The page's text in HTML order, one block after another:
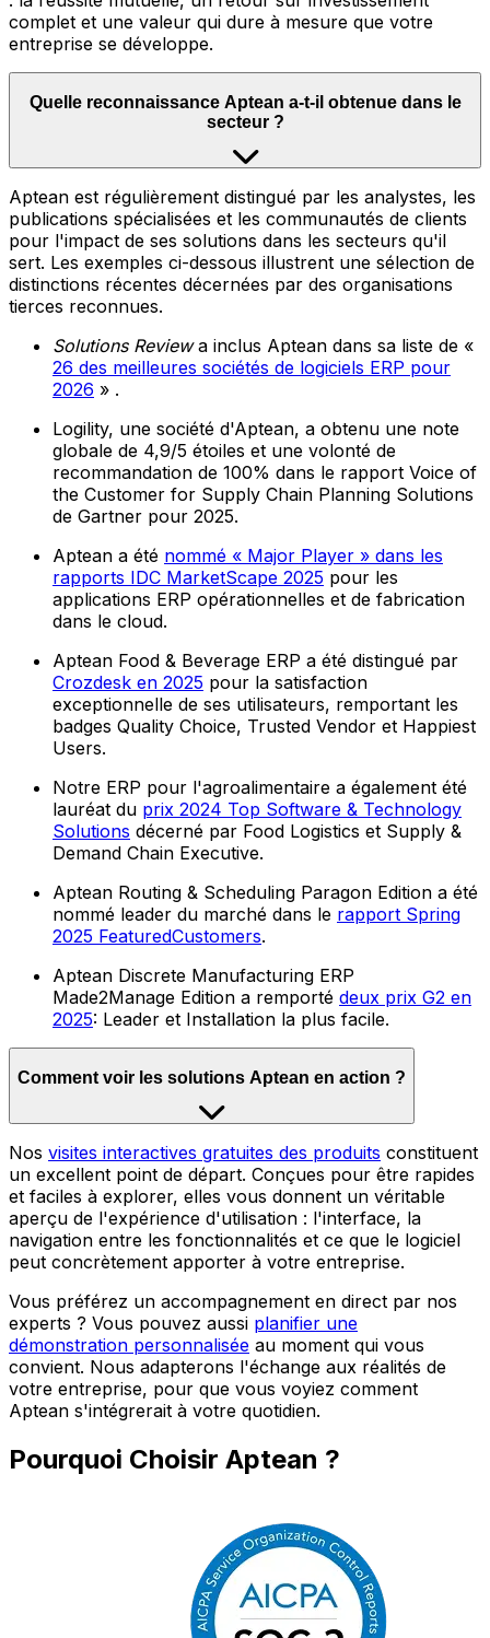
complet et une valeur qui dure à mesure que votre
entreprise se développe.
Quelle reconnaissance Aptean a-t-il obtenue dans le
secteur ?
Aptean est régulièrement distingué par les analystes, les
publications spécialisées et les communautés de clients
pour l'impact de ses solutions dans les secteurs qu'il
sert. Les exemples ci-dessous illustrent une sélection de
distinctions récentes décernées par des organisations
tierces reconnues.
Solutions Reviewa inclus Aptean dans sa liste de «
26 des meilleures sociétés de logiciels ERP pour
2026 » .
Logility, une société d'Aptean, a obtenu une note
globale de 4,9/5 étoiles et une volonté de
recommandation de 100% dans le rapport Voice of
the Customer for Supply Chain Planning Solutions
de Gartner pour 2025.
Aptean a été nommé « Major Player » dans les
rapports IDC MarketScape 2025 pour les
applications ERP opérationnelles et de fabrication
dans le cloud.
Aptean Food & Beverage ERP a été distingué par
Crozdesk en 2025 pour la satisfaction
exceptionnelle de ses utilisateurs, remportant les
badges Quality Choice, Trusted Vendor et Happiest
Users.
Notre ERP pour l'agroalimentaire a également été
lauréat du prix 2024 Top Software & Technology
Solutions décerné par Food Logistics et Supply &
Demand Chain Executive.
Aptean Routing & Scheduling Paragon Edition a été
nommé leader du marché dans le rapport Spring
2025 FeaturedCustomers.
Aptean Discrete Manufacturing ERP
Made2Manage Edition a remporté deux prix G2 en
2025: Leader et Installation la plus facile.
Comment voir les solutions Aptean en action ?
Nos visites interactives gratuites des produits constituent
un excellent point de départ. Conçues pour être rapides
et faciles à explorer, elles vous donnent un véritable
aperçu de l'expérience d'utilisation : l'interface, la
navigation entre les fonctionnalités et ce que le logiciel
peut concrètement apporter à votre entreprise.
Vous préférez un accompagnement en direct par nos
experts ? Vous pouvez aussi planifier une
démonstration personnalisée au moment qui vous
convient. Nous adapterons l'échange aux réalités de
votre entreprise, pour que vous voyiez comment
Aptean s'intégrerait à votre quotidien.
Pourquoi Choisir Aptean ?